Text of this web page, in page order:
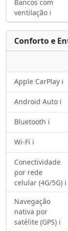
Bancos com
ventilação ℹ️
Conforto e
Apple CarPlay ℹ️
Android Auto ℹ️
Bluetooth ℹ️
Wi-Fi ℹ️
Conectividade
por rede
celular (4G/5G) ℹ️
Navegação
nativa por
satélite (GPS) ℹ️